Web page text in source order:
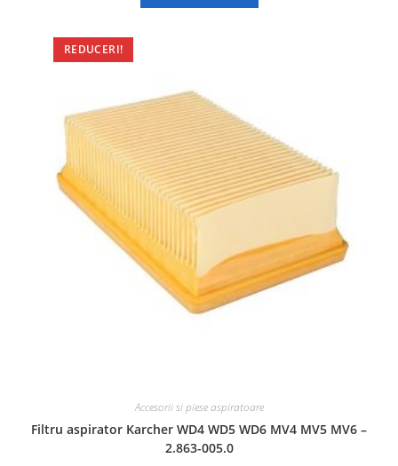
REDUCERI!
Accesorii si piese aspiratoare
Filtru aspirator Karcher WD4 WD5 WD6 MV4 MV5 MV6 –
2.863-005.0